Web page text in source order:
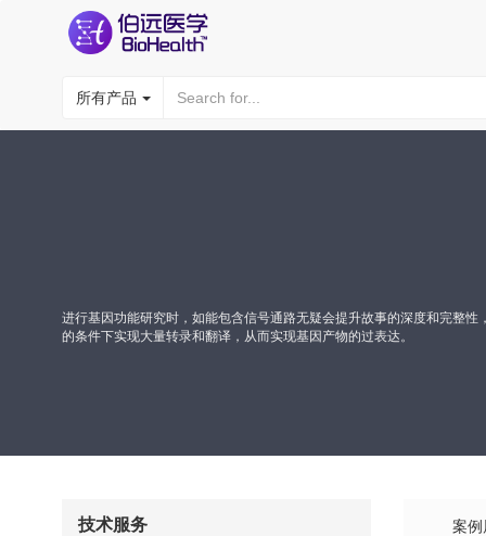
进行基因功能研究时，如能包含信号通路无疑会提升故事的深度和完整
的条件下实现大量转录和翻译，从而实现基因产物的过表达。
技术服务 案例
所有产品